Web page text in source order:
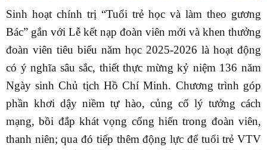
Sinh hoạt chính trị “Tuổi trẻ học và làm theo gương
Bác” gắn với Lễ kết nạp đoàn viên mới và khen thưởng
đoàn viên tiêu biểu năm học 2025-2026 là hoạt động
có ý nghĩa sâu sắc, thiết thực mừng kỷ niệm 136 năm
Ngày sinh Chủ tịch Hồ Chí Minh. Chương trình góp
phần khơi dậy niềm tự hào, củng cố lý tưởng cách
mạng, bồi đắp khát vọng cống hiến trong đoàn viên,
thanh niên; qua đó tiếp thêm động lực để tuổi trẻ VTV